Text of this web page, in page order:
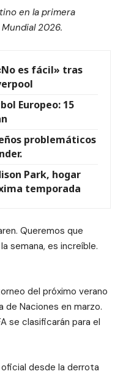
en la primera
2026.
es fácil» tras
Europeo: 15
problemáticos
Park, hogar
temporada
Queremos que
semana, es increíble.
del próximo verano
Naciones en marzo.
se clasificarán para el
desde la derrota